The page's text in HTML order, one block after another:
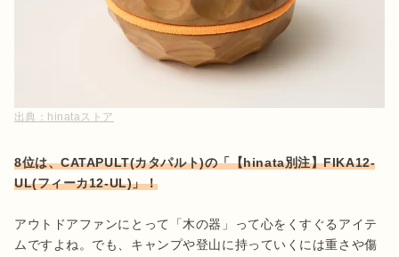
出典： hinataストア
8位は、CATAPULT(カタパルト)の「【hinata別注】FIKA12-
アウトドアファンにとって「木の器」って心をくすぐるアイテ
ムですよね。でも、キャンプや登山に持っていくには重さや傷